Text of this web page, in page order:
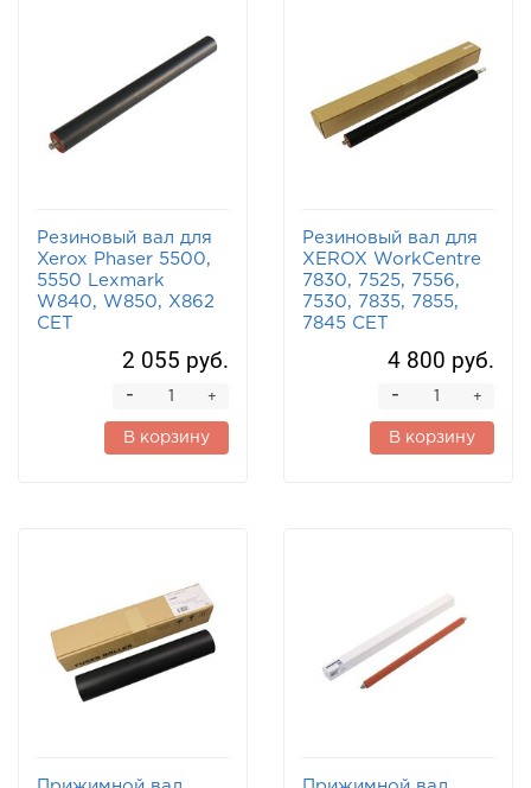
Резиновый вал для
Xerox Phaser 5500,
5550 Lexmark
W840, W850, X862
CET
2 055 руб.
+
-
В корзину
Резиновый вал для
XEROX WorkCentre
7830, 7525, 7556,
7530, 7835, 7855,
7845 CET
4 800 руб.
+
-
В корзину